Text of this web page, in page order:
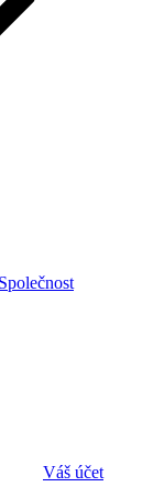
Společnost
Váš účet